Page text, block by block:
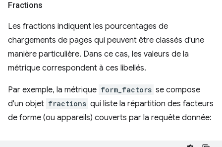
Fractions
Les fractions indiquent les pourcentages de
chargements de pages qui peuvent être classés d'une
manière particulière. Dans ce cas, les valeurs de la
métrique correspondent à ces libellés.
Par exemple, la métrique form_factors se compose
d'un objet fractions qui liste la répartition des facteurs
de forme (ou appareils) couverts par la requête donnée: